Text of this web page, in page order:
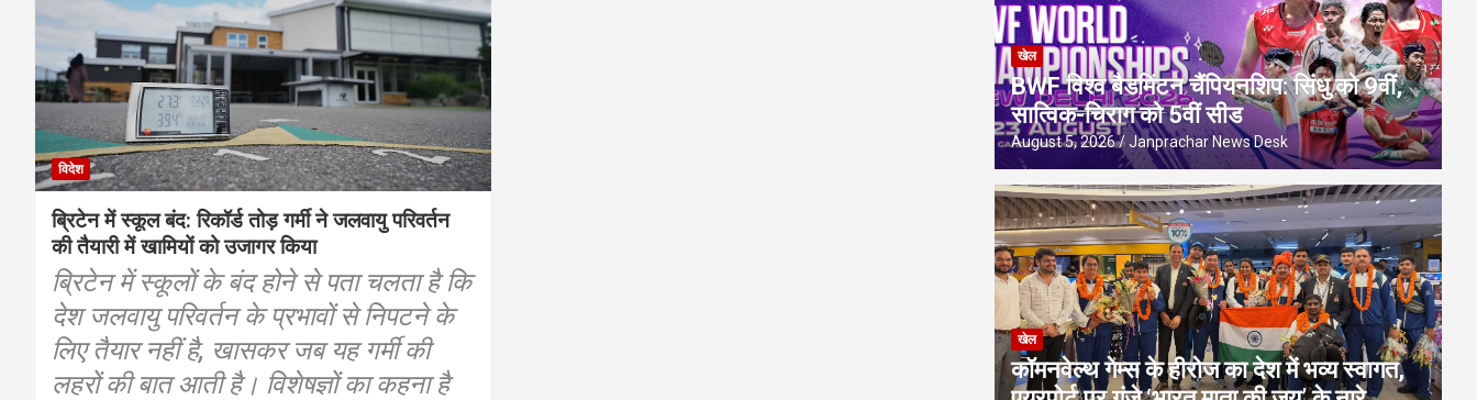
विदेश
ब्रिटेन में स्कूल बंद: रिकॉर्ड तोड़ गर्मी ने जलवायु परिवर्तन
की तैयारी में खामियों को उजागर किया
ब्रिटेन में स्कूलों के बंद होने से पता चलता है कि
देश जलवायु परिवर्तन के प्रभावों से निपटने के
लिए तैयार नहीं है, खासकर जब यह गर्मी की
लहरों की बात आती है। विशेषज्ञों का कहना है
खेल
BWF विश्व बैडमिंटन चैंपियनशिप: सिंधु को 9वीं,
सात्विक-चिराग को 5वीं सीड
August 5, 2026 Janprachar News Desk
खेल
कॉमनवेल्थ गेम्स के हीरोज का देश में भव्य स्वागत,